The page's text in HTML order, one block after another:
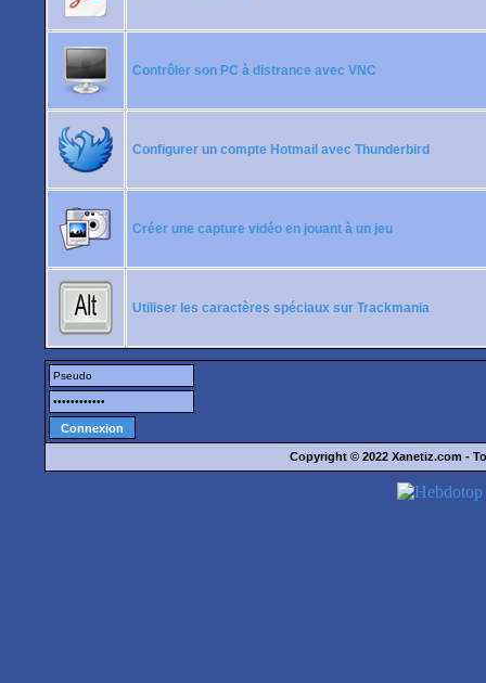
Contrôler son PC à distrance avec VNC
Configurer un compte Hotmail avec Thunderbird
Créer une capture vidéo en jouant à un jeu
Utiliser les caractères spéciaux sur Trackmania
Copyright © 2022 Xanetiz.com -